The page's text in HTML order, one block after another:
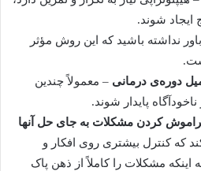
ایجاد شوند.
نداشته باشید که این روش مؤثر
دوره‌ی درمانی – معمولاً چندین
پایدار شوند.
فراموش کردن مشکلات به جای حل آنها
که کنترل بیشتری روی افکار و
اینکه مشکلات را کاملاً از ذهن پاک